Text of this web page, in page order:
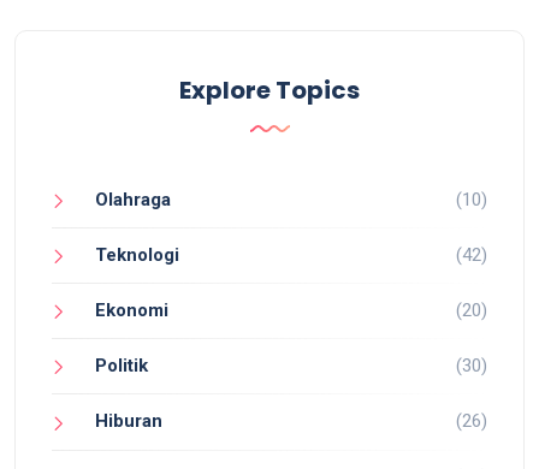
Explore Topics
Olahraga (10)
Teknologi (42)
Ekonomi (20)
Politik (30)
Hiburan (26)